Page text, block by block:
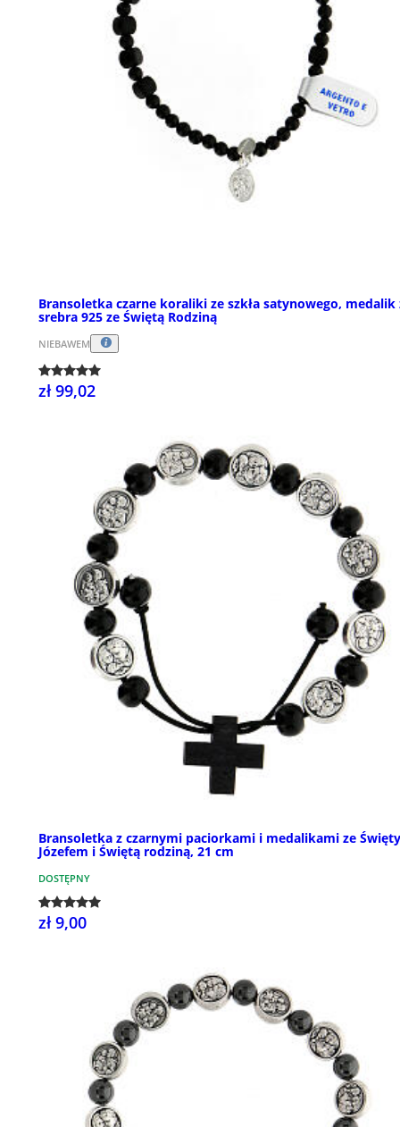
Bransoletka czarne koraliki ze szkła satynowego, medalik
srebra 925 ze Świętą Rodziną
NIEBAWEM
zł 99,02
Bransoletka z czarnymi paciorkami i medalikami ze
Józefem i Świętą rodziną, 21 cm
DOSTĘPNY
zł 9,00